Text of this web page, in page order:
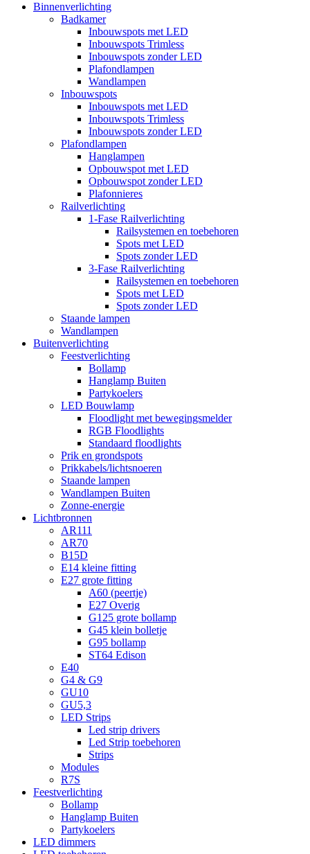
Binnenverlichting
Badkamer
Inbouwspots met LED
Inbouwspots Trimless
Inbouwspots zonder LED
Plafondlampen
Wandlampen
Inbouwspots
Inbouwspots met LED
Inbouwspots Trimless
Inbouwspots zonder LED
Plafondlampen
Hanglampen
Opbouwspot met LED
Opbouwspot zonder LED
Plafonnieres
Railverlichting
1-Fase Railverlichting
Railsystemen en toebehoren
Spots met LED
Spots zonder LED
3-Fase Railverlichting
Railsystemen en toebehoren
Spots met LED
Spots zonder LED
Staande lampen
Wandlampen
Buitenverlichting
Feestverlichting
Bollamp
Hanglamp Buiten
Partykoelers
LED Bouwlamp
Floodlight met bewegingsmelder
RGB Floodlights
Standaard floodlights
Prik en grondspots
Prikkabels/lichtsnoeren
Staande lampen
Wandlampen Buiten
Zonne-energie
Lichtbronnen
AR111
AR70
B15D
E14 kleine fitting
E27 grote fitting
A60 (peertje)
E27 Overig
G125 grote bollamp
G45 klein bolletje
G95 bollamp
ST64 Edison
E40
G4 & G9
GU10
GU5,3
LED Strips
Led strip drivers
Led Strip toebehoren
Strips
Modules
R7S
Feestverlichting
Bollamp
Hanglamp Buiten
Partykoelers
LED dimmers